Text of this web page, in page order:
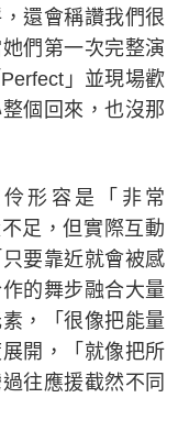
還會稱讚我們很
們第一次完整演
」並現場歡
個回來，也沒那
形容是「非常
足，但實際互動
要靠近就會被感
的舞步融合大量
，「很像把能量
開，「就像把所
往應援截然不同